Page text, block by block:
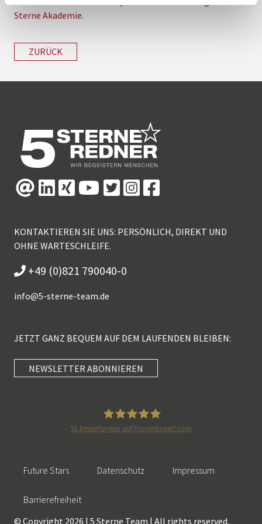
Sterne Akademie.
ZURÜCK
KONTAKTIEREN SIE UNS: PERSÖNLICH, DIREKT UND
OHNE WARTESCHLEIFE.
+49 (0)821 790040-0
info@5-sterne-team.de
JETZT GANZ BEQUEM AUF DEM LAUFENDEN BLEIBEN:
NEWSLETTER ABONNIEREN
91 Bewertungen auf ProvenExpert.com
Future Stars Datenschutz Impressum
Barrierefreiheit
© Copyright 2026 | 5 Sterne Team | All rights reserved.
SEHR GUT